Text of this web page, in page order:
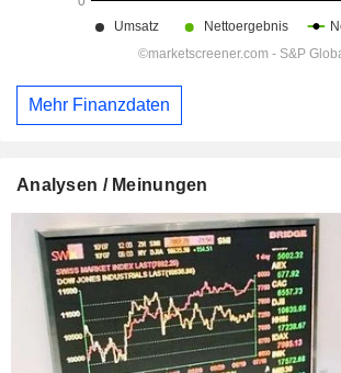
Mehr Finanzdaten
Analysen / Meinungen